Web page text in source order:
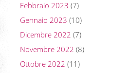
Febbraio 2023 (7)
Gennaio 2023 (10)
Dicembre 2022 (7)
Novembre 2022 (8)
Ottobre 2022 (11)